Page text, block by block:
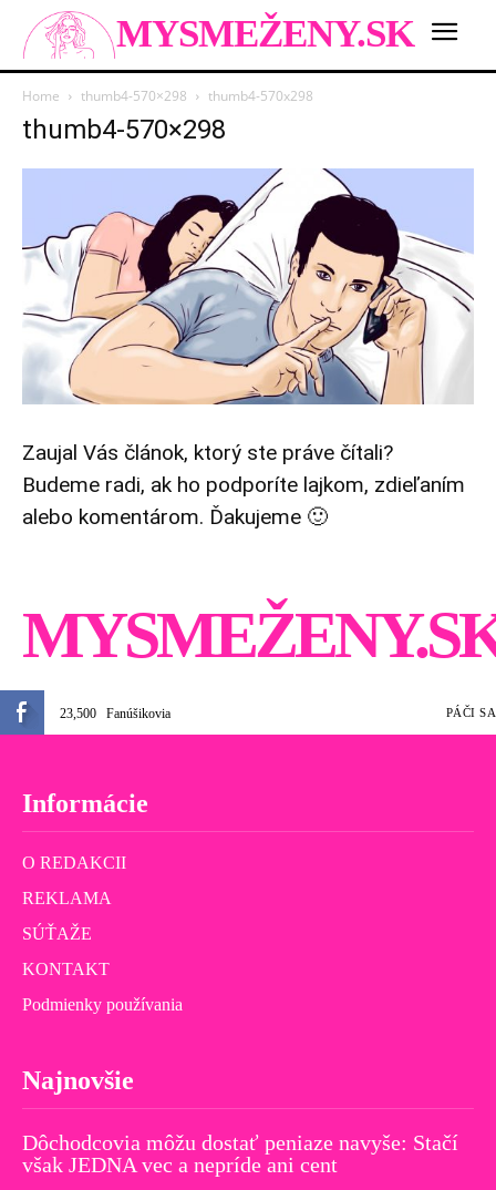
MYSMEŽENY.SK
Home thumb4-570×298 thumb4-570x298
thumb4-570×298
Zaujal Vás článok, ktorý ste práve čítali?
Budeme radi, ak ho podporíte lajkom, zdieľaním
alebo komentárom. Ďakujeme 🙂
23,500 Fanúšikovia PÁČI SA
Informácie
O REDAKCII
REKLAMA
SÚŤAŽE
KONTAKT
Podmienky používania
Najnovšie
Dôchodcovia môžu dostať peniaze navyše: Stačí
však JEDNA vec a nepríde ani cent